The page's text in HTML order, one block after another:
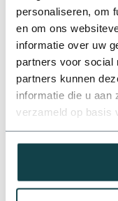
personaliseren, om
en om ons
informatie over uw
partners voor social
partners kunnen
informatie die u aan
verzameld op basis
water. De sproeier op
van 0,5 t/m 1,5 meter.
Voordeel van
stevig verzinkt
een robuust en stevig